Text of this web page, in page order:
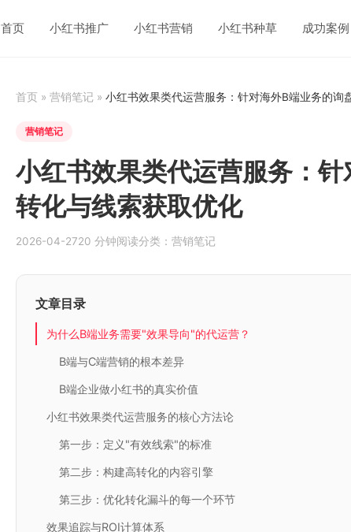
首页 小红书推广 小红书营销 小红书种草 成功案例
首页 » 营销笔记 » 小红书效果类代运营服务：针对海外B端业务的询
营销笔记
小红书效果类代运营服务：
转化与线索获取优化
2026-04-2720 分钟阅读分类：营销笔记
文章目录
为什么B端业务需要"效果导向"的代运营？
B端与C端营销的根本差异
B端企业做小红书的真实价值
小红书效果类代运营服务的核心方法论
第一步：定义"有效线索"的标准
第二步：构建高转化的内容引擎
第三步：优化转化漏斗的每一个环节
效果追踪与ROI计算体系